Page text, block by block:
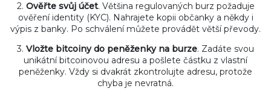
2. Ověřte svůj účet. Většina regulovaných burz požaduje
ověření identity (KYC). Nahrajete kopii občanky a někdy i
výpis z banky. Po schválení můžete provádět větší převody.
3. Vložte bitcoiny do peněženky na burze. Zadáte svou
unikátní bitcoinovou adresu a pošlete částku z vlastní
peněženky. Vždy si dvakrát zkontrolujte adresu, protože
chyba je nevratná.